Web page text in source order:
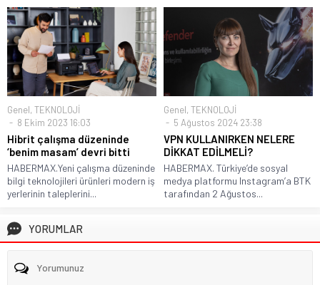
Genel, TEKNOLOJİ
8 Ekim 2023 16:03
Hibrit çalışma düzeninde
‘benim masam’ devri bitti
HABERMAX.Yeni çalışma düzeninde
bilgi teknolojileri ürünleri modern iş
yerlerinin taleplerini...
Genel, TEKNOLOJİ
5 Ağustos 2024 23:38
VPN KULLANIRKEN NELERE
DİKKAT EDİLMELİ?
HABERMAX. Türkiye’de sosyal
medya platformu Instagram’a BTK
tarafından 2 Ağustos...
YORUMLAR